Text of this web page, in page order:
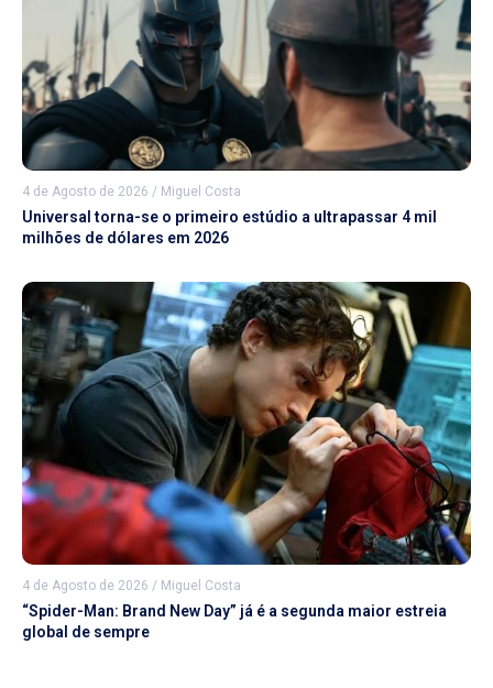
4 de Agosto de 2026 / Miguel Costa
Universal torna-se o primeiro estúdio a ultrapassar 4 mil
milhões de dólares em 2026
4 de Agosto de 2026 / Miguel Costa
“Spider-Man: Brand New Day” já é a segunda maior estreia
global de sempre